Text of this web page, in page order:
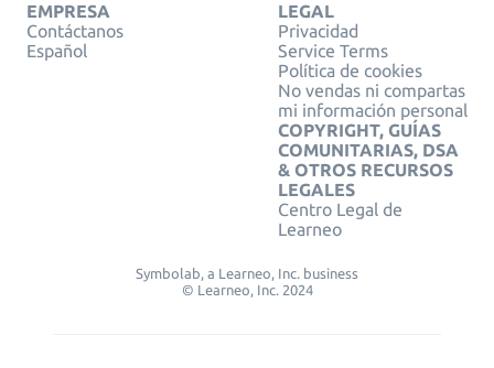
EMPRESA
Contáctanos
Español
LEGAL
Privacidad
Service Terms
Política de cookies
No vendas ni compartas
mi información personal
COPYRIGHT, GUÍAS
COMUNITARIAS, DSA
& OTROS RECURSOS
LEGALES
Centro Legal de
Learneo
Symbolab, a Learneo, Inc. business
© Learneo, Inc. 2024